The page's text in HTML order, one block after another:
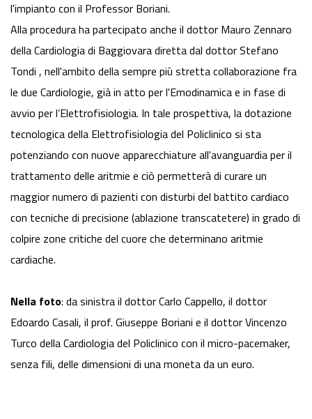
l'impianto con il Professor Boriani.
Alla procedura ha partecipato anche il dottor Mauro Zennaro
della Cardiologia di Baggiovara diretta dal dottor Stefano
Tondi , nell'ambito della sempre più stretta collaborazione fra
le due Cardiologie, già in atto per l'Emodinamica e in fase di
avvio per l’Elettrofisiologia. In tale prospettiva, la dotazione
tecnologica della Elettrofisiologia del Policlinico si sta
potenziando con nuove apparecchiature all'avanguardia per il
trattamento delle aritmie e ciò permetterà di curare un
maggior numero di pazienti con disturbi del battito cardiaco
con tecniche di precisione (ablazione transcatetere) in grado di
colpire zone critiche del cuore che determinano aritmie
cardiache.
Nella foto: da sinistra il dottor Carlo Cappello, il dottor
Edoardo Casali, il prof. Giuseppe Boriani e il dottor Vincenzo
Turco della Cardiologia del Policlinico con il micro-pacemaker,
senza fili, delle dimensioni di una moneta da un euro.